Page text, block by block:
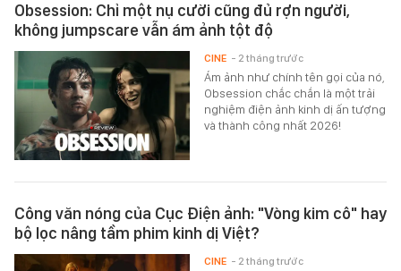
Obsession: Chỉ một nụ cười cũng đủ rợn người,
không jumpscare vẫn ám ảnh tột độ
Ám ảnh như chính tên gọi của nó,
Obsession chắc chắn là một trải
nghiệm điện ảnh kinh dị ấn tượng
và thành công nhất 2026!
CINE - 2 tháng trước
Công văn nóng của Cục Điện ảnh: "Vòng kim cô" hay
bộ lọc nâng tầm phim kinh dị Việt?
CINE - 2 tháng trước